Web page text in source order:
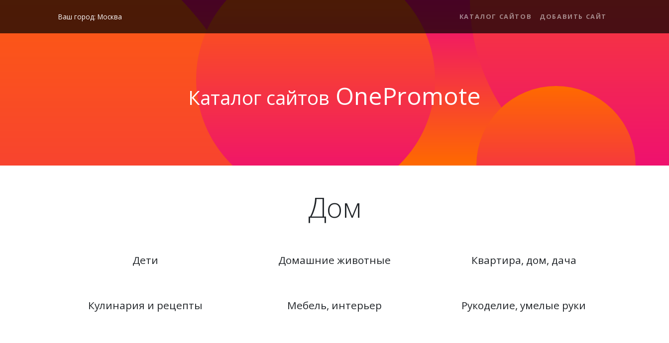
Ваш город: Москва КАТАЛОГ САЙТОВ ДОБАВИТЬ САЙТ
Каталог сайтов OnePromote
Дом
Дети Домашние животные Квартира, дом, дача
Кулинария и рецепты Мебель, интерьер Рукоделие, умелые руки